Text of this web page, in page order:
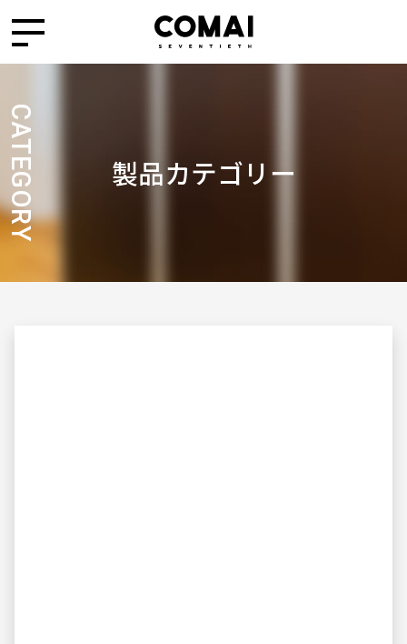
CATEGORY 製品カテゴリー